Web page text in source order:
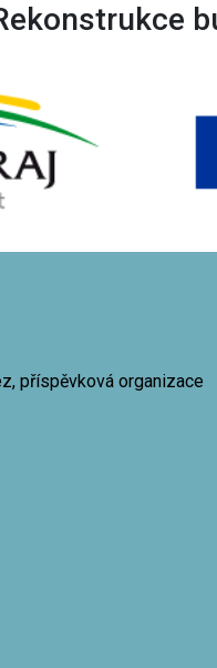
příspěvková organizace